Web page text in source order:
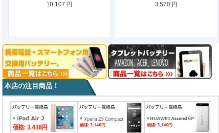
10,107 円
3,570 円
本店の注目商品！